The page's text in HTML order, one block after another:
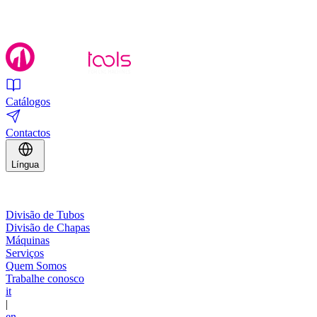
Catálogos
Contactos
Língua
Divisão de Tubos
Divisão de Chapas
Máquinas
Serviços
Quem Somos
Trabalhe conosco
it
|